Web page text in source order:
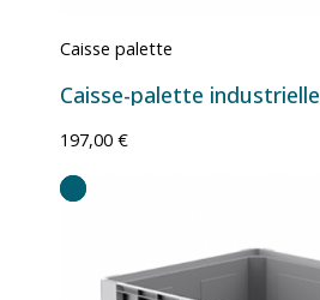
Caisse palette
197,00 €